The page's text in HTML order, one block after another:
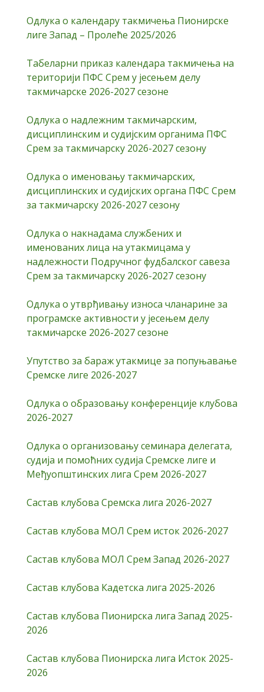
Одлука о календару такмичења Пионирске
лиге Запад – Пролеће 2025/2026
Табеларни приказ календара такмичења на
територији ПФС Срем у јесењем делу
такмичарске 2026-2027 сезоне
Одлука о надлежним такмичарским,
дисциплинским и судијским органима ПФС
Срем за такмичарску 2026-2027 сезону
Одлука о именовању такмичарских,
дисциплинских и судијских органа ПФС Срем
за такмичарску 2026-2027 сезону
Одлука о накнадама службених и
именованих лица на утакмицама у
надлежности Подручног фудбалског савеза
Срем за такмичарску 2026-2027 сезону
Одлука о утврђивању износа чланарине за
програмске активности у јесењем делу
такмичарске 2026-2027 сезоне
Упутство за бараж утакмице за попуњавање
Сремске лиге 2026-2027
Одлука о образовању конференције клубова
2026-2027
Одлука о организовању семинара делегата,
судија и помоћних судија Сремске лиге и
Међуопштинских лига Срем 2026-2027
Састав клубова Сремска лига 2026-2027
Састав клубова МОЛ Срем исток 2026-2027
Састав клубова МОЛ Срем Запад 2026-2027
Састав клубова Кадетска лига 2025-2026
Састав клубова Пионирска лига Запад 2025-
2026
Састав клубова Пионирска лига Исток 2025-
2026